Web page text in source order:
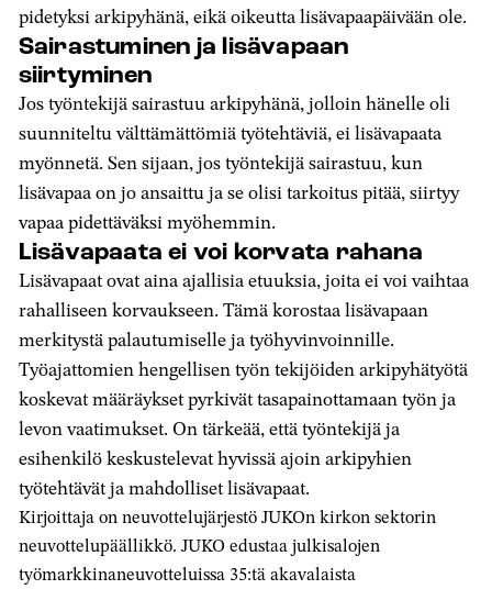
pidetyksi arkipyhänä, eikä oikeutta lisävapaapäivään ole.
Sairastuminen ja lisävapaan
siirtyminen
Jos työntekijä sairastuu arkipyhänä, jolloin hänelle oli
suunniteltu välttämättömiä työtehtäviä, ei lisävapaata
myönnetä. Sen sijaan, jos työntekijä sairastuu, kun
lisävapaa on jo ansaittu ja se olisi tarkoitus pitää, siirtyy
vapaa pidettäväksi myöhemmin.
Lisävapaata ei voi korvata rahana
Lisävapaat ovat aina ajallisia etuuksia, joita ei voi vaihtaa
rahalliseen korvaukseen. Tämä korostaa lisävapaan
merkitystä palautumiselle ja työhyvinvoinnille.
Työajattomien hengellisen työn tekijöiden arkipyhätyötä
koskevat määräykset pyrkivät tasapainottamaan työn ja
levon vaatimukset. On tärkeää, että työntekijä ja
esihenkilö keskustelevat hyvissä ajoin arkipyhien
työtehtävät ja mahdolliset lisävapaat.
Kirjoittaja on neuvottelujärjestö JUKOn kirkon sektorin
neuvottelupäällikkö. JUKO edustaa julkisalojen
työmarkkinaneuvotteluissa 35:tä akavalaista